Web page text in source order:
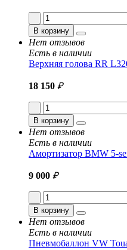
В корзину
Нет отзывов
Есть в наличии
Верхняя голова RR
18 150 ₽
В корзину
Нет отзывов
Есть в наличии
Амортизатор BMW 5-
9 000 ₽
В корзину
Нет отзывов
Есть в наличии
Пневмобаллон VW